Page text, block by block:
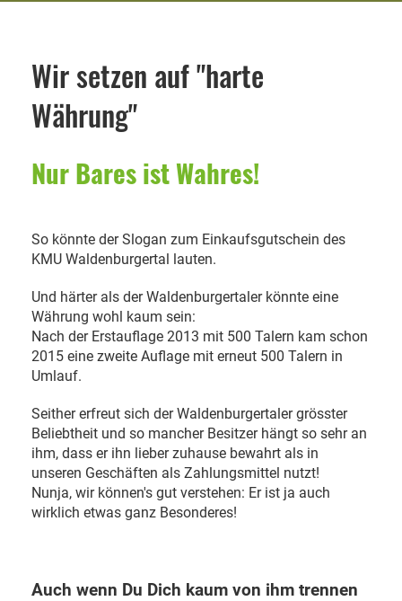
Wir setzen auf "harte
Währung"
Nur Bares ist Wahres!
So könnte der Slogan zum Einkaufsgutschein des
KMU Waldenburgertal lauten.
Und härter als der Waldenburgertaler könnte eine
Währung wohl kaum sein:
Nach der Erstauflage 2013 mit 500 Talern kam schon
2015 eine zweite Auflage mit erneut 500 Talern in
Umlauf.
Seither erfreut sich der Waldenburgertaler grösster
Beliebtheit und so mancher Besitzer hängt so sehr an
ihm, dass er ihn lieber zuhause bewahrt als in
unseren Geschäften als Zahlungsmittel nutzt!
Nunja, wir können's gut verstehen: Er ist ja auch
wirklich etwas ganz Besonderes!
Auch wenn Du Dich kaum von ihm trennen